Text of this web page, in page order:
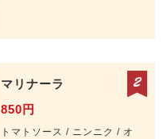
マリナーラ
850円
トマトソース / ニンニク / オ